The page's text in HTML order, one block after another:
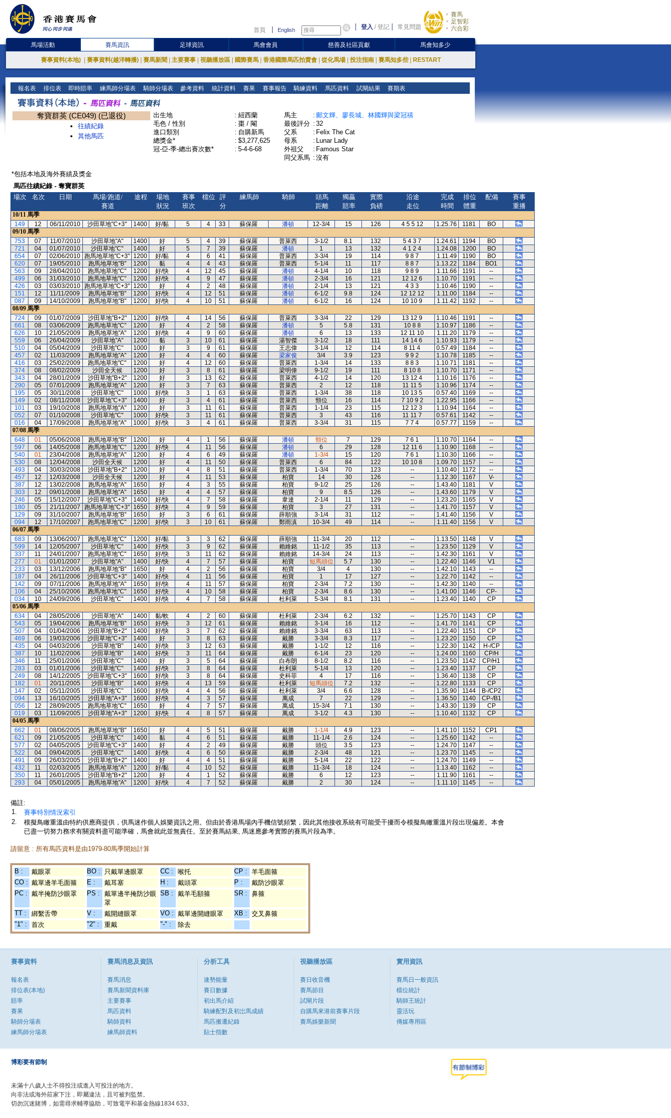
首頁 English 登入 /登記 常見問題
賽馬
足智彩
六合彩
馬場活動 賽馬資訊 足球資訊 馬會會員 慈善及社區貢獻 馬會知多少
賽事資料(本地) 賽事資料(越洋轉播) 賽馬新聞 主要賽事 視聽播放區 國際賽馬 香港國際馬匹拍賣會 從化馬場 投注指南 賽馬知多些 RESTART
報名表 排位表 即時賠率 練馬師分場表 騎師分場表 參考資料 統計資料 賽果 賽事報告 騎練資料 馬匹資料 試閘結果 賽期表
奪寶群英 (CE049) (已退役)
往績紀錄
其他馬匹
出生地 : 紐西蘭
毛色 / 性別
: 棗 / 閹
進口類別
: 自購新馬
總獎金*
: $3,277,625
冠-亞-季-總出賽次數*
: 5-4-6-68
馬主 : 鄺文輝、廖長城、林國輝與梁冠禧
最後評分 : 32
父系
: Felix The Cat
母系
: Lunar Lady
外祖父
: Famous Star
同父系馬 : 沒有
*包括本地及海外賽績及獎金
馬匹往績紀錄 - 奪寶群英
場次
名次 日期
馬場/跑道/
賽道
途程
場地
狀況
賽事
班次
檔位
評
分
練馬師 騎師
頭馬
距離
獨贏
賠率
實際
負磅
沿途
走位
完成
時間
排位
體重
配備
賽事
重播
10/11 馬季
149
12 06/11/2010 沙田草地"C+3" 1400 好/黏 5 4 33 蘇保羅 潘頓 12-3/4 15 126 4 5 5 12 1.25.76 1181
BO
09/10 馬季
753
07 11/07/2010 沙田草地"A" 1400 好 5 4 39 蘇保羅 普萊西 3-1/2 8.1 132 5 4 3 7 1.24.61 1194
BO
721
04 01/07/2010 沙田草地"C" 1400 好 5 7 39 蘇保羅 潘頓 1 13 132 4 1 2 4 1.24.08 1200
BO
654
07 02/06/2010 跑馬地草地"C+3" 1200 好/黏 4 6 41 蘇保羅 普萊西 3-3/4 19 114 9 8 7 1.11.49 1190
BO
620
07 19/05/2010 跑馬地草地"B" 1200 黏 4 4 43 蘇保羅 普萊西 5-1/4 11 117 8 8 7 1.13.22 1184
BO1
563
09 28/04/2010 跑馬地草地"C" 1200 好/快 4 12 45 蘇保羅 潘頓 4-1/4 10 118 9 8 9 1.11.66 1191
--
499
06 31/03/2010 跑馬地草地"C" 1200 好/快 4 9 47 蘇保羅 潘頓 2-3/4 16 121 12 12 6 1.10.70 1191
--
426
03 03/03/2010 跑馬地草地"C+3" 1200 好 4 2 48 蘇保羅 潘頓 2-1/4 13 121 4 3 3 1.10.46 1190
--
151
12 11/11/2009 跑馬地草地"B" 1200 好/快 4 12 51 蘇保羅 潘頓 6-1/2 9.8 124 12 12 12 1.11.00 1184
--
087
09 14/10/2009 跑馬地草地"B" 1200 好/快 4 10 51 蘇保羅 潘頓 6-1/2 16 124 10 10 9 1.11.42 1192
--
08/09 馬季
724
09 01/07/2009 沙田草地"B+2" 1200 好/快 4 14 56 蘇保羅 普萊西 3-3/4 22 129 13 12 9 1.10.46 1191
--
661
08 03/06/2009 跑馬地草地"C" 1200 好 4 2 58 蘇保羅 潘頓 5 5.8 131 10 8 8 1.10.97 1186
--
626
10 21/05/2009 跑馬地草地"A" 1200 好/快 4 9 60 蘇保羅 潘頓 6 13 133 12 11 10 1.11.20 1179
--
559
06 26/04/2009 沙田草地"A" 1200 黏 3 10 61 蘇保羅 湯智傑 3-1/2 18 111 14 14 6 1.10.93 1179
--
510
04 05/04/2009 沙田草地"C" 1000 好 3 9 61 蘇保羅 王志偉 3-1/4 12 114 8 11 4 0.57.49 1184
--
457
02 11/03/2009 跑馬地草地"A" 1200 好 4 4 60 蘇保羅 梁家俊 3/4 3.9 123 9 9 2 1.10.78 1185
--
416
03 25/02/2009 跑馬地草地"C" 1200 好 4 12 60 蘇保羅 普萊西 1-3/4 14 133 8 8 3 1.10.71 1181
--
374
08 08/02/2009 沙田全天候 1200 好 3 8 61 蘇保羅 梁明偉 9-1/2 19 111 8 10 8 1.10.70 1171
--
343
04 28/01/2009 沙田草地"B+2" 1200 好 3 13 62 蘇保羅 普萊西 4-1/2 14 120 13 12 4 1.10.16 1176
--
290
05 07/01/2009 跑馬地草地"A" 1200 好 3 7 63 蘇保羅 普萊西 2 12 118 11 11 5 1.10.96 1174
--
195
05 30/11/2008 沙田草地"C" 1000 好/快 3 1 63 蘇保羅 普萊西 1-3/4 38 118 10 13 5 0.57.40 1169
--
149
02 08/11/2008 沙田草地"C+3" 1400 好 3 4 61 蘇保羅 普萊西 頸位 16 114 7 10 9 2 1.22.95 1166
--
101
03 19/10/2008 跑馬地草地"A" 1200 好 3 11 61 蘇保羅 普萊西 1-1/4 23 115 12 12 3 1.10.94 1164
--
052
07 01/10/2008 沙田草地"C" 1000 好/快 3 11 61 蘇保羅 普萊西 3 43 116 11 11 7 0.57.61 1142
--
016
04 17/09/2008 跑馬地草地"A" 1000 好/快 3 4 61 蘇保羅 普萊西 3-3/4 31 115 7 7 4 0.57.77 1159
--
07/08 馬季
648
01 05/06/2008 跑馬地草地"B" 1200 好 4 1 56 蘇保羅 潘頓 頸位 7 129 7 6 1 1.10.70 1164
--
597
06 14/05/2008 跑馬地草地"C" 1200 好/快 4 11 56 蘇保羅 潘頓 6 29 128 12 11 6 1.10.90 1168
--
540
01 23/04/2008 跑馬地草地"A" 1200 好 4 6 49 蘇保羅 潘頓 1-3/4 15 120 7 6 1 1.10.30 1166
--
530
08 12/04/2008 沙田全天候 1200 好 4 11 50 蘇保羅 普萊西 6 84 122 10 10 8 1.09.70 1157
--
493
04 30/03/2008 沙田草地"B+2" 1200 好 4 8 51 蘇保羅 普萊西 1-3/4 70 123 -- 1.10.40 1172
--
457
12 12/03/2008 沙田全天候 1200 好 4 11 53 蘇保羅 柏寶 14 30 126 -- 1.12.30 1167
V-
387
12 13/02/2008 跑馬地草地"A" 1650 好 4 3 55 蘇保羅 柏寶 9-1/2 25 126 -- 1.43.40 1181
V
303
12 09/01/2008 跑馬地草地"A" 1650 好 4 4 57 蘇保羅 柏寶 9 8.5 126 -- 1.43.60 1179
V
246
05 15/12/2007 沙田草地"C+3" 1400 好/快 4 7 58 蘇保羅 韋達 2-1/4 11 129 -- 1.23.20 1165
V
180
05 21/11/2007 跑馬地草地"C+3" 1650 好/快 4 9 59 蘇保羅 柏寶 3 27 131 -- 1.41.70 1157
V
129
09 31/10/2007 跑馬地草地"B" 1650 好 3 6 61 蘇保羅 薛順強 3-1/4 31 112 -- 1.41.40 1156
V
094
12 17/10/2007 跑馬地草地"C" 1200 好/快 3 10 61 蘇保羅 鄭雨滇 10-3/4 49 114 -- 1.11.40 1156
V
06/07 馬季
683
09 13/06/2007 跑馬地草地"C" 1200 好/黏 3 3 62 蘇保羅 薛順強 11-3/4 20 112 -- 1.13.50 1148
V
599
14 12/05/2007 沙田草地"C" 1400 好/快 3 9 62 蘇保羅 賴維銘 11-1/2 35 113 -- 1.23.50 1129
V
337
11 24/01/2007 跑馬地草地"C" 1650 好/快 3 11 62 蘇保羅 賴維銘 14-3/4 24 113 -- 1.42.30 1161
V
277
01 01/01/2007 沙田草地"A" 1400 好/快 4 7 57 蘇保羅 柏寶 短馬頭位 5.7 130 -- 1.22.40 1146
V1
233
03 13/12/2006 跑馬地草地"B" 1650 好 4 2 56 蘇保羅 柏寶 3/4 4 130 -- 1.42.10 1143
--
187
04 26/11/2006 沙田草地"C+3" 1400 好/快 4 11 56 蘇保羅 柏寶 1 17 127 -- 1.22.70 1142
--
142
09 07/11/2006 跑馬地草地"A" 1650 好/快 4 11 57 蘇保羅 柏寶 2-3/4 7.2 130 -- 1.42.30 1140
--
106
04 25/10/2006 跑馬地草地"C" 1650 好/快 4 10 58 蘇保羅 柏寶 2-3/4 8.6 130 -- 1.41.00 1146
CP-
034
10 24/09/2006 沙田草地"C" 1400 好/快 4 7 58 蘇保羅 杜利萊 5-3/4 8.1 131 -- 1.23.40 1140
CP
05/06 馬季
634
04 28/05/2006 沙田草地"A" 1400 黏/軟 4 2 60 蘇保羅 杜利萊 2-3/4 6.2 132 -- 1.25.70 1143
CP
543
05 19/04/2006 跑馬地草地"B" 1650 好/快 3 12 61 蘇保羅 賴維銘 3-1/4 16 112 -- 1.41.70 1141
CP
507
04 01/04/2006 沙田草地"B+2" 1400 好/快 3 7 62 蘇保羅 賴維銘 3-3/4 63 113 -- 1.22.40 1151
CP
469
06 19/03/2006 沙田草地"C+3" 1400 好 3 8 63 蘇保羅 戴勝 3-3/4 8.3 117 -- 1.23.20 1150
CP
435
04 04/03/2006 沙田草地"B" 1400 好/快 3 12 63 蘇保羅 戴勝 1-1/2 12 116 -- 1.22.30 1142
H-/CP
387
10 11/02/2006 沙田草地"B" 1400 好/快 3 11 64 蘇保羅 戴勝 6-1/4 23 120 -- 1.24.00 1160
CP/H
346
11 25/01/2006 沙田草地"C" 1400 好 3 5 64 蘇保羅 白布朗 8-1/2 8.2 116 -- 1.23.50 1142
CP/H1
283
03 01/01/2006 沙田草地"C" 1400 好/快 3 8 64 蘇保羅 杜利萊 5-1/4 13 120 -- 1.23.40 1137
CP
249
08 14/12/2005 沙田草地"C+3" 1600 好/快 3 8 64 蘇保羅 史科菲 4 17 116 -- 1.36.40 1138
CP
182
01 20/11/2005 沙田草地"B" 1400 好/快 4 13 59 蘇保羅 杜利萊 短馬頭位 7.2 132 -- 1.22.80 1133
CP
147
02 05/11/2005 沙田草地"C" 1600 好/快 4 4 56 蘇保羅 杜利萊 3/4 6.6 128 -- 1.35.90 1144
B-/CP2
094
13 16/10/2005 沙田草地"A+3" 1600 好/快 4 3 57 蘇保羅 萬成 7 22 129 -- 1.36.50 1140
CP-/B1
056
12 28/09/2005 跑馬地草地"C" 1650 好 4 7 57 蘇保羅 萬成 15-3/4 7.1 130 -- 1.43.30 1139
CP
019
03 11/09/2005 沙田草地"A+3" 1200 好/快 4 8 57 蘇保羅 萬成 3-1/2 4.3 130 -- 1.10.40 1132
CP
04/05 馬季
662
01 08/06/2005 跑馬地草地"B" 1650 好 4 5 51 蘇保羅 戴勝 1-1/4 4.9 123 -- 1.41.10 1152
CP1
621
09 21/05/2005 沙田草地"C" 1400 黏 4 6 51 蘇保羅 戴勝 11-1/4 2.6 124 -- 1.25.60 1142
--
577
02 04/05/2005 沙田草地"C+3" 1400 好 4 2 49 蘇保羅 戴勝 頭位 3.5 123 -- 1.24.70 1147
--
522
04 09/04/2005 沙田草地"C" 1400 好/快 4 6 50 蘇保羅 戴勝 2-3/4 48 121 -- 1.23.70 1145
--
491
09 26/03/2005 沙田草地"B+2" 1400 好 4 4 51 蘇保羅 戴勝 5-1/4 22 122 -- 1.24.70 1149
--
432
11 02/03/2005 跑馬地草地"A" 1200 好/黏 4 10 52 蘇保羅 戴勝 11-3/4 18 124 -- 1.13.40 1162
--
350
11 26/01/2005 沙田草地"B+2" 1200 好 4 1 52 蘇保羅 戴勝 6 12 123 -- 1.11.90 1161
--
293
04 05/01/2005 跑馬地草地"A" 1200 好/快 4 7 52 蘇保羅 戴勝 2 30 124 -- 1.11.10 1145 --
備註:
1.
賽事特別情況索引
2.
模擬鳥瞰重溫由特約供應商提供，供馬迷作個人娛樂資訊之用。但由於香港馬場內手機信號頻繁，因此其他接收系統有可能受干擾而令模擬鳥瞰重溫片段出現偏差。本會
已盡一切努力務求有關資料盡可能準確，馬會就此並無責任。至於賽馬結果, 馬迷應參考實際的賽馬片段為準。
請留意 : 所有馬匹資料是由1979-80馬季開始計算
B : 戴眼罩 BO : 只戴單邊眼罩 CC : 喉托 CP :
羊毛面箍
CO : 戴單邊羊毛面箍 E : 戴耳塞 H : 戴頭罩 P :
戴防沙眼罩
PC : 戴半掩防沙眼罩 PS :
戴單邊半掩防沙眼
罩
SB : 戴羊毛額箍 SR : 鼻箍
TT : 綁繫舌帶 V : 戴開縫眼罩 VO : 戴單邊開縫眼罩 XB :
交叉鼻箍
"1" :
首次 "2" : 重戴 "-" : 除去
賽事資料
報名表
排位表(本地)
賠率
賽果
騎師分場表
練馬師分場表
賽馬消息及資訊
賽馬消息
賽馬新聞資料庫
主要賽事
馬匹資料
騎師資料
練馬師資料
分析工具
速勢能量
賽日數據
初出馬介紹
騎練配對及初岀馬成績
馬匹搬遷紀錄
貼士指數
視聽播放區
賽日收音機
賽馬節目
試閘片段
自購馬來港前賽事片段
賽馬娛樂新聞
實用資訊
賽馬日一般資訊
檔位統計
騎師王統計
靈活玩
傳媒專用區
博彩要有節制
未滿十八歲人士不得投注或進入可投注的地方。
向非法或海外莊家下注，即屬違法，且可被判監禁。
切勿沉迷賭博，如需尋求輔導協助，可致電平和基金熱線1834 633。